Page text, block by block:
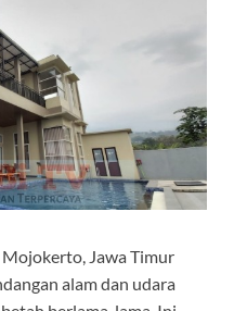
Jawa Timur
alam dan udara